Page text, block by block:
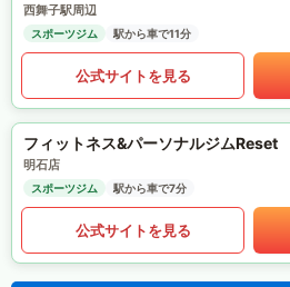
西舞子駅周辺
スポーツジム 駅から車で11分
公式サイトを見る
フィットネス&パーソナルジムReset
明石店
スポーツジム 駅から車で7分
公式サイトを見る